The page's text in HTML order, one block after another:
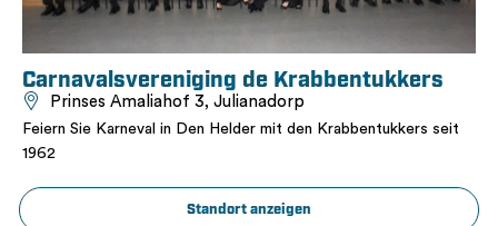
Carnavalsvereniging de Krabbentukkers
Prinses Amaliahof 3, Julianadorp
Feiern Sie Karneval in Den Helder mit den Krabbentukkers seit
1962
Standort anzeigen